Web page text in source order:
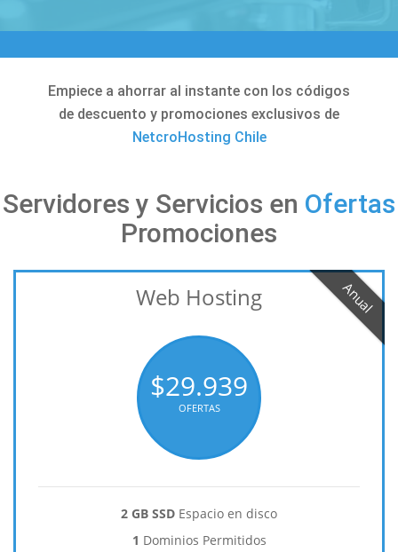
Empiece a ahorrar al instante con los códigos
de descuento y promociones exclusivos de
NetcroHosting Chile
Servidores y Servicios en Ofertas
Promociones
Web Hosting
$29.939
OFERTAS
2 GB SSD Espacio en disco
1 Dominios Permitidos
Anual